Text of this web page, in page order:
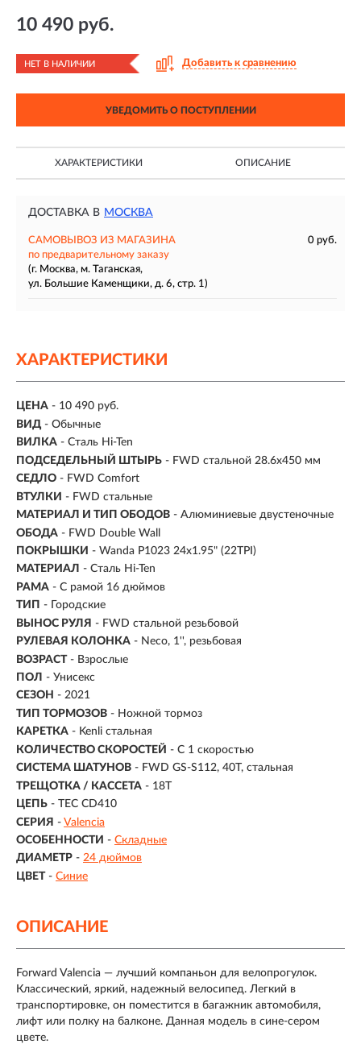
10 490 руб.
НЕТ В НАЛИЧИИ Добавить к сравнению
УВЕДОМИТЬ О ПОСТУПЛЕНИИ
ХАРАКТЕРИСТИКИ ОПИСАНИЕ
ДОСТАВКА В МОСКВА
САМОВЫВОЗ ИЗ МАГАЗИНА
0 руб.
по предварительному заказу
(г. Москва, м. Таганская,
ул. Большие Каменщики, д. 6, стр. 1)
ХАРАКТЕРИСТИКИ
ЦЕНА - 10 490 руб.
ВИД - Обычные
ВИЛКА - Сталь Hi-Ten
ПОДСЕДЕЛЬНЫЙ ШТЫРЬ - FWD стальной 28.6x450 мм
СЕДЛО - FWD Comfort
ВТУЛКИ - FWD стальные
МАТЕРИАЛ И ТИП ОБОДОВ - Алюминиевые двустеночные
ОБОДА - FWD Double Wall
ПОКРЫШКИ - Wanda P1023 24x1.95" (22TPI)
МАТЕРИАЛ - Сталь Hi-Ten
РАМА - С рамой 16 дюймов
ТИП -
Городские
ВЫНОС РУЛЯ - FWD стальной резьбовой
РУЛЕВАЯ КОЛОНКА - Neco, 1'', резьбовая
ВОЗРАСТ - Взрослые
ПОЛ - Унисекс
СЕЗОН - 2021
ТИП ТОРМОЗОВ - Ножной тормоз
КАРЕТКА - Kenli стальная
КОЛИЧЕСТВО СКОРОСТЕЙ - С 1 скоростью
СИСТЕМА ШАТУНОВ - FWD GS-S112, 40T, стальная
ТРЕЩОТКА / КАССЕТА - 18T
ЦЕПЬ - TEC CD410
СЕРИЯ - Valencia
ОСОБЕННОСТИ - Складные
ДИАМЕТР - 24 дюймов
ЦВЕТ - Синие
ОПИСАНИЕ
Forward Valencia — лучший компаньон для велопрогулок.
Классический, яркий, надежный велосипед. Легкий в
транспортировке, он поместится в багажник автомобиля,
лифт или полку на балконе. Данная модель в сине-сером
цвете.